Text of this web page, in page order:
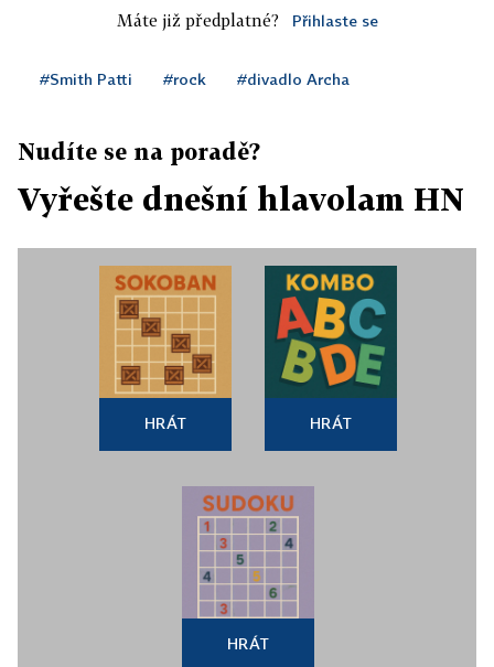
Máte již předplatné? Přihlaste se
#Smith Patti #rock #divadlo Archa
Nudíte se na poradě?
Vyřešte dnešní hlavolam HN
HRÁT HRÁT
HRÁT